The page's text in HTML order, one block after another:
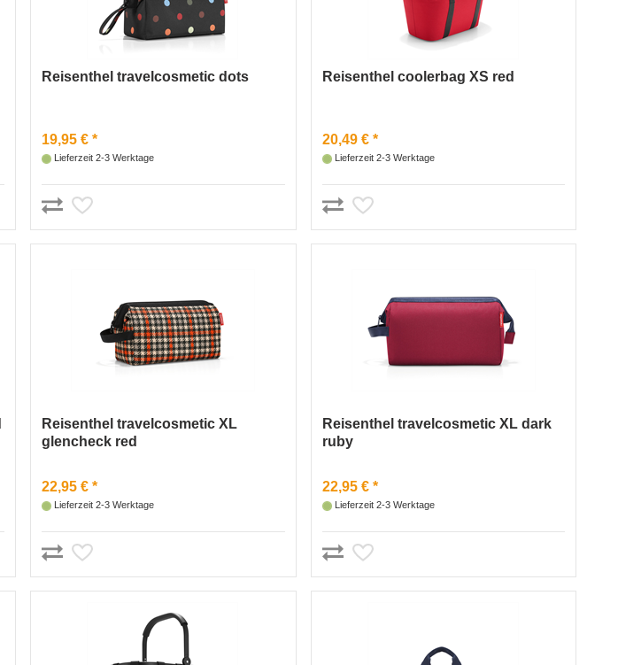
Reisenthel travelcosmetic dots
19,95 € *
Lieferzeit 2-3 Werktage
Reisenthel coolerbag XS red
20,49 € *
Lieferzeit 2-3 Werktage
Reisenthel travelcosmetic XL
glencheck red
22,95 € *
Lieferzeit 2-3 Werktage
Reisenthel travelcosmetic XL dark
ruby
22,95 € *
Lieferzeit 2-3 Werktage